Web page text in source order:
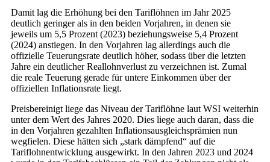
Damit lag die Erhöhung bei den Tariflöhnen im Jahr 2025
deutlich geringer als in den beiden Vorjahren, in denen sie
jeweils um 5,5 Prozent (2023) beziehungsweise 5,4 Prozent
(2024) anstiegen. In den Vorjahren lag allerdings auch die
offizielle Teuerungsrate deutlich höher, sodass über die letzten
Jahre ein deutlicher Reallohnverlust zu verzeichnen ist. Zumal
die reale Teuerung gerade für untere Einkommen über der
offiziellen Inflationsrate liegt.
Preisbereinigt liege das Niveau der Tariflöhne laut WSI weiterhin
unter dem Wert des Jahres 2020. Dies liege auch daran, dass die
in den Vorjahren gezahlten Inflationsausgleichsprämien nun
wegfielen. Diese hätten sich „stark dämpfend“ auf die
Tariflohnentwicklung ausgewirkt. In den Jahren 2023 und 2024